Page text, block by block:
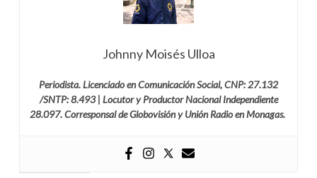
Johnny Moisés Ulloa
Periodista. Licenciado en Comunicación Social, CNP: 27.132
/SNTP: 8.493 | Locutor y Productor Nacional Independiente
28.097. Corresponsal de Globovisión y Unión Radio en Monagas.